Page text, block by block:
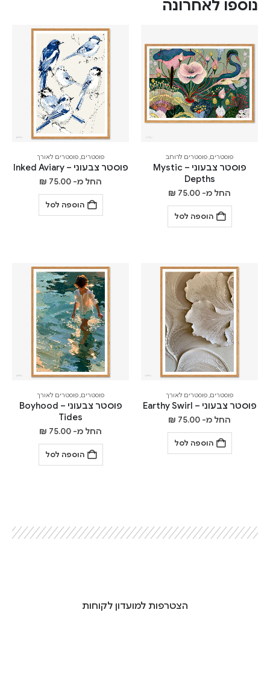
נוספו לאחרונה
פוסטרים,פוסטרים לרוחב
פוסטר צבעוני – Mystic
Depths
החל מ- ₪ 75.00
הוספה לסל
פוסטרים,פוסטרים לאורך
פוסטר צבעוני – Inked Aviary
החל מ- ₪ 75.00
הוספה לסל
פוסטרים,פוסטרים לאורך
פוסטר צבעוני – Earthy Swirl
החל מ- ₪ 75.00
הוספה לסל
פוסטרים,פוסטרים לאורך
פוסטר צבעוני – Boyhood
Tides
החל מ- ₪ 75.00
הוספה לסל
הצטרפות למועדון לקוחות